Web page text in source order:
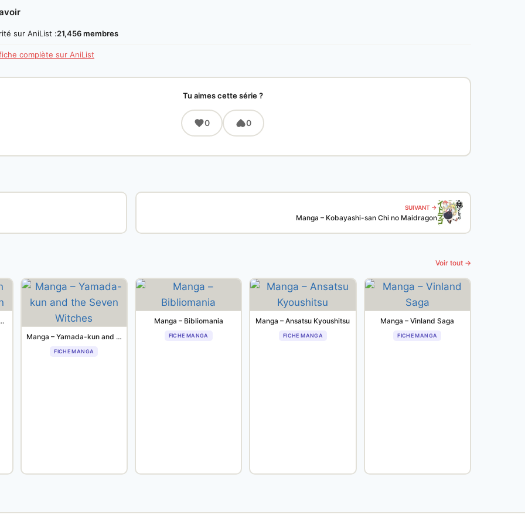
sur AniList :21,456 membres
complète sur AniList
Tu aimes cette série ?
0 0
SUIVANT →
Manga – Kobayashi-san Chi no Maidragon
Voir tout →
Shoujo Nozaki-kun
Manga – Yamada-kun and the Seven Witches
FICHE MANGA
Manga – Bibliomania
FICHE MANGA
Manga – Ansatsu Kyoushitsu
FICHE MANGA
Manga – Vinland Saga
FICHE MANGA